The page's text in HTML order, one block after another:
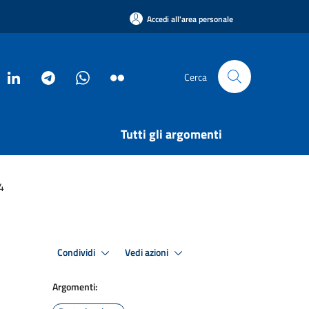
Accedi all'area personale
Cerca
Tutti gli argomenti
Condividi Vedi azioni
Argomenti: